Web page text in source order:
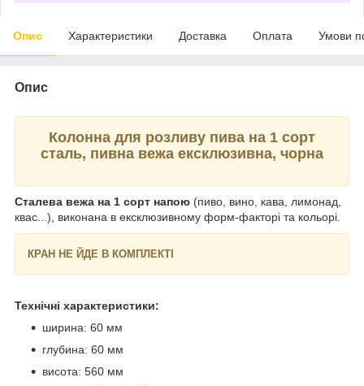
Опис Характеристики Доставка Оплата Умови
Опис
Колонна для розливу пива на 1 сорт
сталь, пивна вежа ексклюзивна, чорна
Сталева вежа на 1 сорт напою (пиво, вино, кава, лимонад,
квас...), виконана в ексклюзивному форм-факторі та кольорі.
КРАН НЕ ЙДЕ В КОМПЛЕКТІ
Технічні характеристики:
ширина: 60 мм
глубина: 60 мм
висота: 560 мм